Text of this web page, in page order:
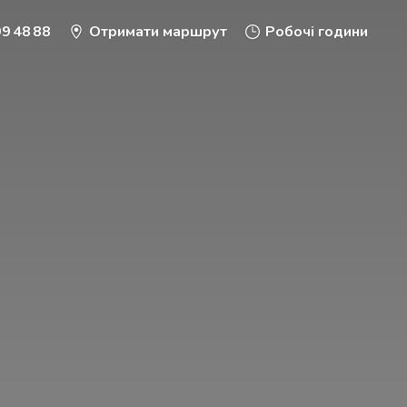
48 88 Отримати маршрут Робочі години